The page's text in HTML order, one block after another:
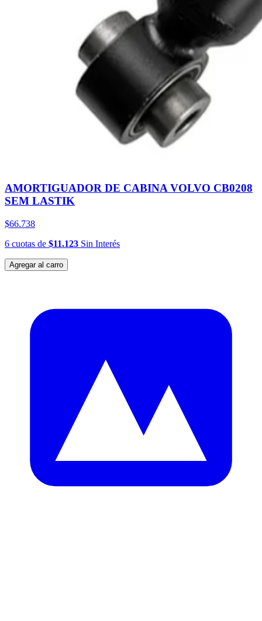
AMORTIGUADOR DE CABINA VOLVO CB0208
SEM LASTIK
$66.738
6 cuotas de $11.123 Sin Interés
Agregar al carro